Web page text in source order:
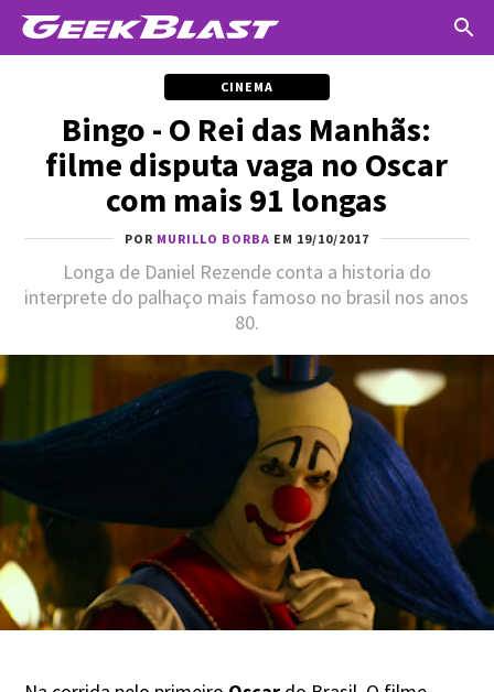
CINEMA
Bingo - O Rei das Manhãs:
filme disputa vaga no Oscar
com mais 91 longas
POR MURILLO BORBA EM 19/10/2017
Longa de Daniel Rezende conta a historia do
interprete do palhaço mais famoso no brasil nos anos
80.